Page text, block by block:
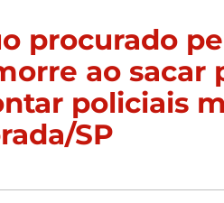
procurado
ao sacar
policiais
SP